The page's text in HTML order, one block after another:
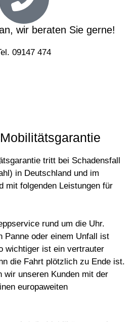
wir beraten Sie gerne!
09147 474
tritt bei Schadensfall
in Deutschland und im
mit folgenden Leistungen für
rund um die Uhr.
Panne oder einem Unfall ist
wichtiger ist ein vertrauter
die Fahrt plötzlich zu Ende ist.
wir unseren Kunden mit der
europaweiten